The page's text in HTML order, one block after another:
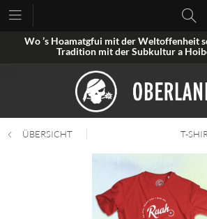
Wo ’s Hoamatgfui mit der Weltoffenheit
Tradition mit der Subkultur a
ÜBERSICHT T-